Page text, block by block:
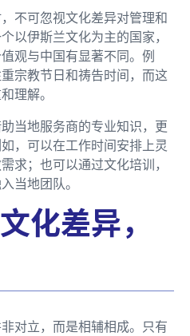
不可忽视文化差异对管理和
以伊斯兰文化为主的国家，
观与中国有显著不同。例
宗教节日和祷告时间，而这
理解。
当地服务商的专业知识，更
，可以在工作时间安排上灵
求；也可以通过文化培训，
当地团队。
化差异，
对立，而是相辅相成。只有